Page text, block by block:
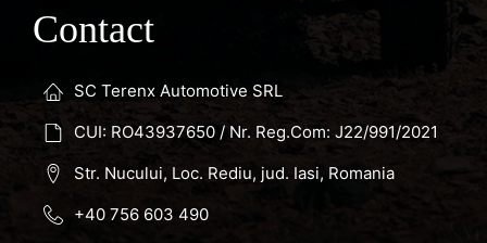
Contact
SC Terenx Automotive SRL
CUI: RO43937650 / Nr. Reg.Com: J22/991/2021
Str. Nucului, Loc. Rediu, jud. Iasi, Romania
+40 756 603 490